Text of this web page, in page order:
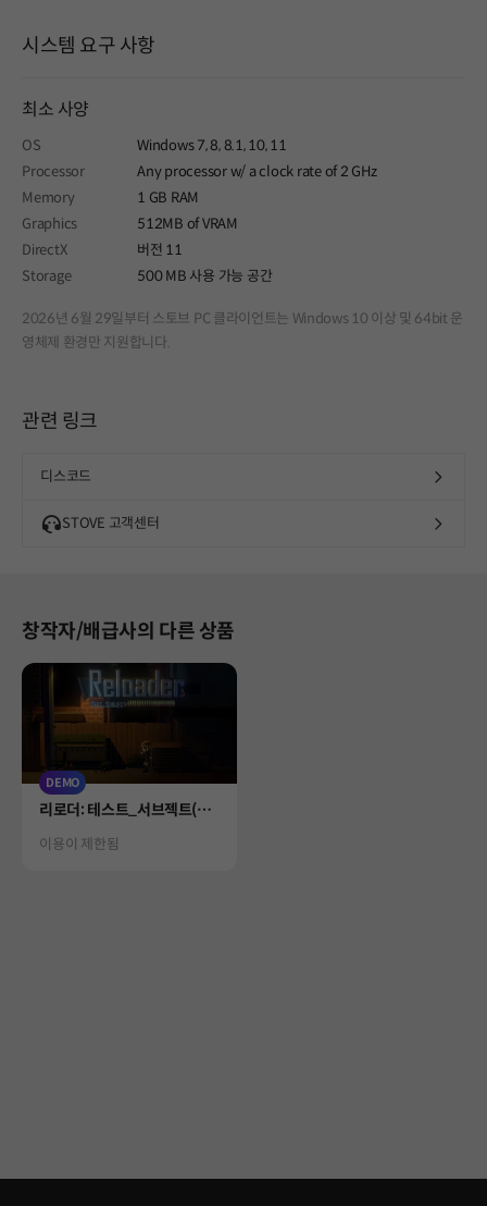
시스템 요구 사항
최소 사양
OS
Windows 7, 8, 8.1, 10, 11
Processor
Any processor w/ a clock rate of 2 GHz
Memory
1 GB RAM
Graphics
512MB of VRAM
DirectX
버전 11
Storage
500 MB 사용 가능 공간
2026년 6월 29일부터 스토브 PC 클라이언트는 Windows 10 이상 및 64bit 운
영체제 환경만 지원합니다.
관련 링크
디스코드
STOVE 고객센터
창작자/배급사의 다른 상품
DEMO
Product
리로더: 테스트_서브젝트(버
Status
이용이 제한됨